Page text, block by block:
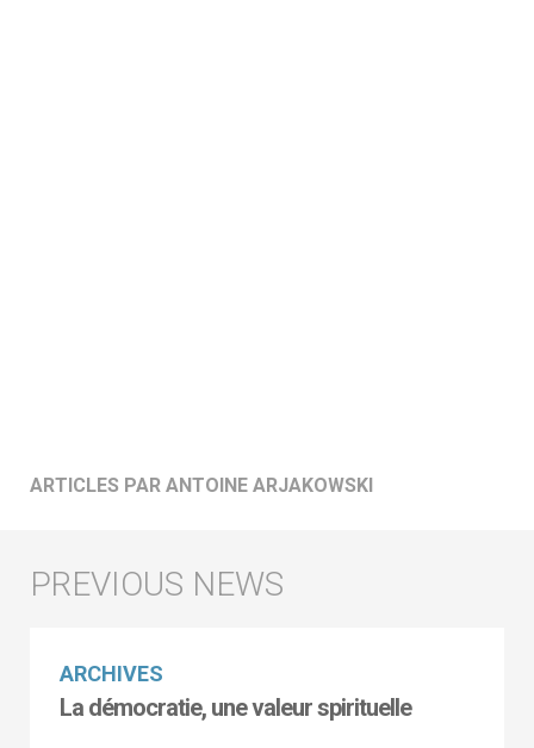
ARTICLES PAR ANTOINE ARJAKOWSKI
ARCHIVES
La démocratie, une valeur spirituelle